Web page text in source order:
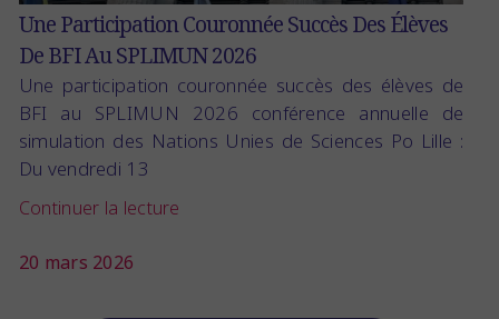
Une Participation Couronnée Succès Des Élèves
De BFI Au SPLIMUN 2026
Une participation couronnée succès des élèves de
BFI au SPLIMUN 2026 conférence annuelle de
simulation des Nations Unies de Sciences Po Lille :
Du vendredi 13
Continuer la lecture
20 mars 2026